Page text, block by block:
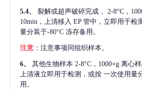
5.4、 裂解或超声破碎完成，
2-8°C，
10min，上清移入 EP 管中，立即用于检
量分装于-80°C 冻存备用。
注意： 注意事项同组织样本。
6、 其他生物样本 2-8°C，1000×g 离心
上清液立即用于检测，或按 一次使用量
用。